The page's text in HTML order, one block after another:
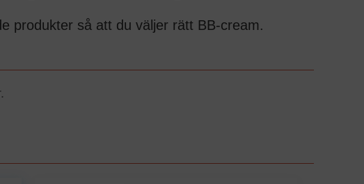
produkter så att du väljer rätt BB-cream.